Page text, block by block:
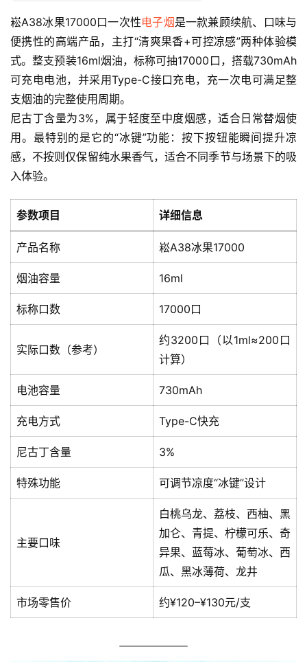
崧A38冰果17000口一次性电子烟是一款兼顾续航、口味与
便携性的高端产品，主打“清爽果香+可控凉感”两种体验模
式。整支预装16ml烟油，标称可抽17000口，搭载730mAh
可充电电池，并采用Type-C接口充电，充一次电可满足整
支烟油的完整使用周期。
尼古丁含量为3%，属于轻度至中度烟感，适合日常替烟使
用。最特别的是它的“冰键”功能：按下按钮能瞬间提升凉
感，不按则仅保留纯水果香气，适合不同季节与场景下的吸
入体验。
参数项目 详细信息
产品名称 崧A38冰果17000
烟油容量 16ml
标称口数 17000口
实际口数（参考）
约3200口（以1ml≈200口
计算）
电池容量 730mAh
充电方式 Type-C快充
尼古丁含量 3%
特殊功能 可调节凉度“冰键”设计
主要口味
白桃乌龙、荔枝、西柚、黑
加仑、青提、柠檬可乐、奇
异果、蓝莓冰、葡萄冰、西
瓜、黑冰薄荷、龙井
市场零售价 约¥120–¥130元/支